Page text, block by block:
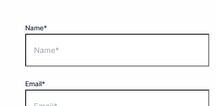
Name*
Email*